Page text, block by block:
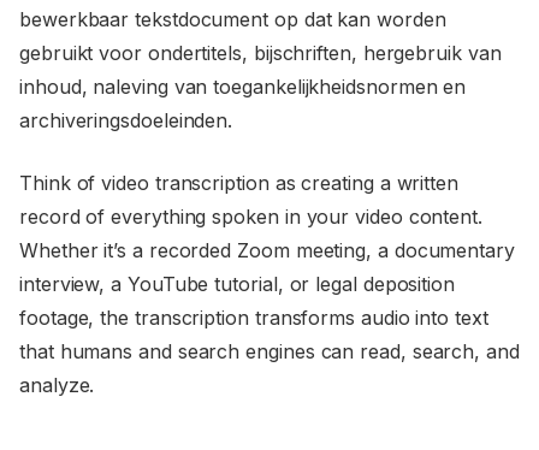
bewerkbaar tekstdocument op dat kan worden
gebruikt voor ondertitels, bijschriften, hergebruik van
inhoud, naleving van toegankelijkheidsnormen en
archiveringsdoeleinden.
Think of video transcription as creating a written
record of everything spoken in your video content.
Whether it’s a recorded Zoom meeting, a documentary
interview, a YouTube tutorial, or legal deposition
footage, the transcription transforms audio into text
that humans and search engines can read, search, and
analyze.